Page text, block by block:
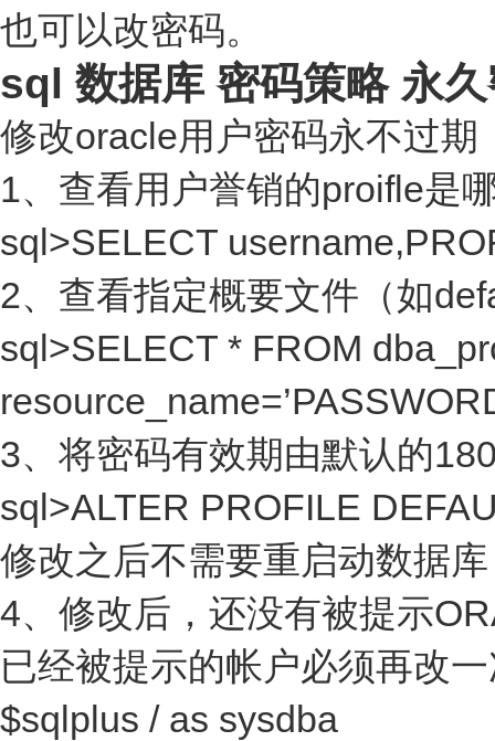
也可以改密码。
sql 数据库 密码策略 永
修改oracle用户密码永不过期
1、查看用户誉销的proifle是
sql>SELECT
2、查看指定概要文件（如
sql>SELECT * FROM
3、将密码有效期由默认的
sql>ALTER PROFILE
修改之后不需要重启动数据
4、修改后，还没有被提示
已经被提示的帐户必须再改
$sqlplus / as sysdba